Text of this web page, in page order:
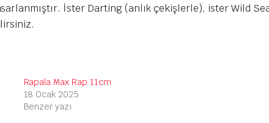
İster Darting (anlık çekişlerle), ister Wild
Rapala Max Rap 11cm
18 Ocak 2025
Benzer yazı